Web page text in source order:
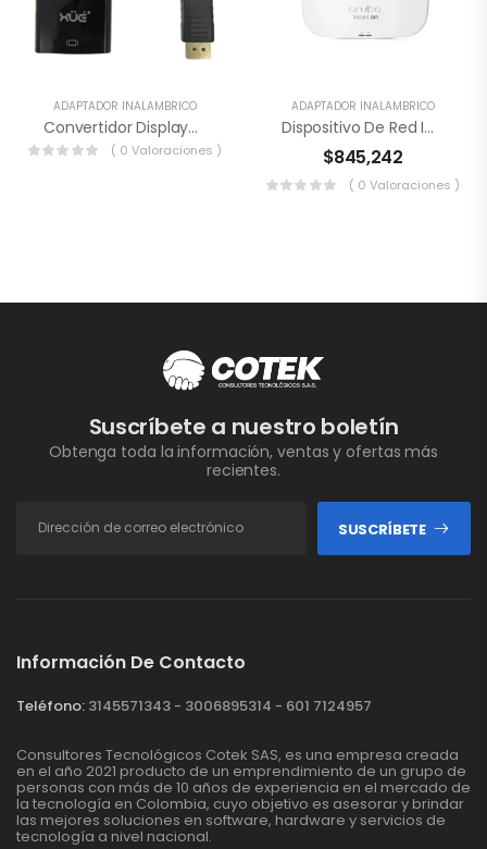
ADAPTADOR INALAMBRICO
Convertidor Displayport Macho A DVI-D
( 0 Valoraciones )
ADAPTADOR INALAMBRICO
Dispositivo De Red Inalámbrico Aruba HPE Instant On AP15
$845,242
( 0 Valoraciones )
Suscríbete a nuestro boletín
Obtenga toda la información, ventas y ofertas más
recientes.
SUSCRÍBETE
Información De Contacto
Teléfono: 3145571343 - 3006895314 - 601 7124957
Consultores Tecnológicos Cotek SAS, es una empresa creada
en el año 2021 producto de un emprendimiento de un grupo de
personas con más de 10 años de experiencia en el mercado de
la tecnología en Colombia, cuyo objetivo es asesorar y brindar
las mejores soluciones en software, hardware y servicios de
tecnología a nivel nacional.